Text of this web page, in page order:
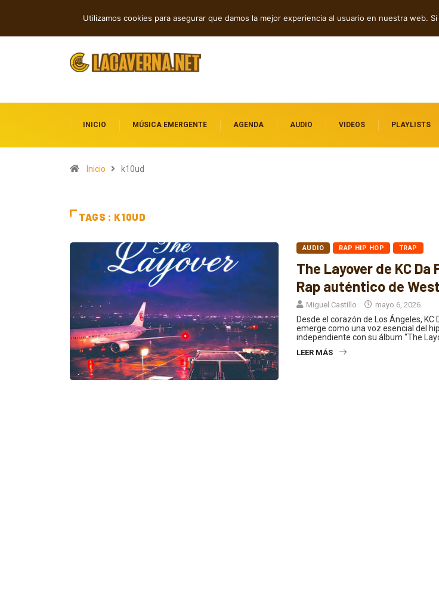
INICIO MÚSICA EMERGENTE AGENDA AUDIO VIDEOS PLAYLISTS
Inicio k10ud
TAGS : K10UD
AUDIO RAP HIP HOP TRAP
The Layover de KC
Rap auténtico de West
Miguel Castillo mayo 6, 2026
Desde el corazón de Los Ángeles, KC
emerge como una voz esencial del
independiente con su álbum “The
LEER MÁS
Utilizamos cookies para asegurar que damos la mejor experiencia al usuario en nuestra web.